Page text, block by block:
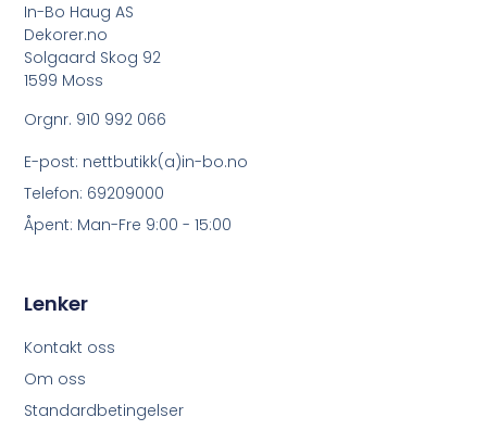
Lenker
Kontakt oss
Om oss
Standardbetingelser
In-Bo Haug AS
Dekorer.no
Solgaard Skog 92
1599 Moss
Orgnr. 910 992 066
E-post: nettbutikk(a)in-bo.no
Telefon: 69209000
Åpent: Man-Fre 9:00 - 15:00